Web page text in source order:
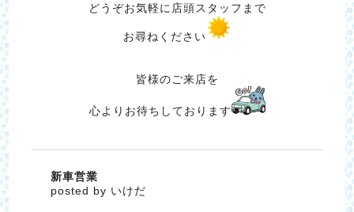
どうぞお気軽に店頭スタッフまで
お尋ねください
皆様のご来店を
心よりお待ちしております
新車営業
posted by いけだ